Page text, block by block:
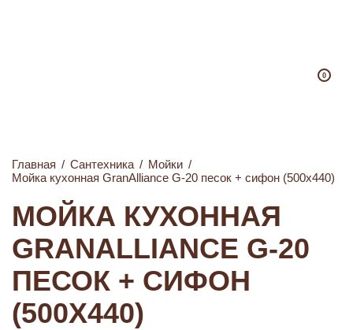
0
Главная / Сантехника / Мойки /
Мойка кухонная GranAlliance G-20 песок + сифон (500х440)
МОЙКА КУХОННАЯ
GRANALLIANCE G-20
ПЕСОК + СИФОН
(500Х440)